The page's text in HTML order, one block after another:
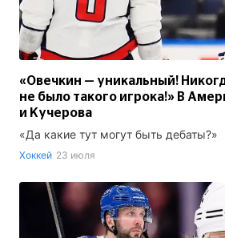
«Овечкин — уникальный!
не было такого игрока!» В
и Кучерова
«Да какие тут могут быть дебаты?»
Хоккей 23 июля